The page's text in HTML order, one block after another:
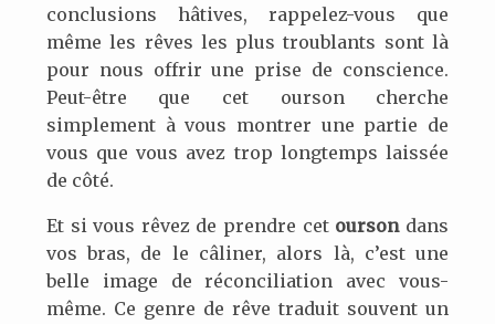
conclusions hâtives, rappelez-vous que
même les rêves les plus troublants sont là
pour nous offrir une prise de conscience.
Peut-être que cet ourson cherche
simplement à vous montrer une partie de
vous que vous avez trop longtemps laissée
de côté.
Et si vous rêvez de prendre cet oursondans
vos bras, de le câliner, alors là, c’est une
belle image de réconciliation avec vous-
même. Ce genre de rêve traduit souvent un